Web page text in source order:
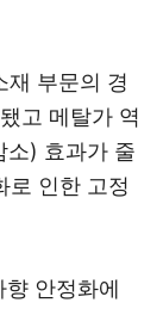
재 부문의 경
고 메탈가 역
소) 효과가 줄
로 인한 고정
안정화에